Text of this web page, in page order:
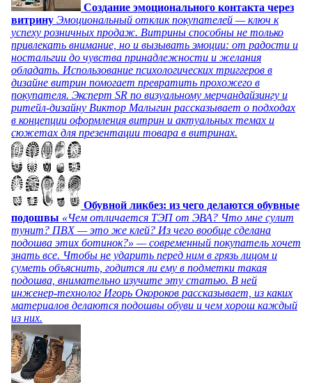
Создание эмоционального контакта через
витрину Эмоциональный отклик покупателей — ключ к
успеху розничных продаж. Витрины способны не только
привлекать внимание, но и вызывать эмоции: от радости и
ностальгии до чувства принадлежности и желания
обладать. Использование психологических триггеров в
дизайне витрин помогает превратить прохожего в
покупателя. Эксперт SR по визуальному мерчандайзингу и
ритейл-дизайну Виктор Малыгин рассказывает о подходах
в концепции оформления витрин и актуальных темах и
сюжетах для презентации товара в витринах.
Обувной ликбез: из чего делаются обувные
подошвы «Чем отличается ТЭП от ЭВА? Что мне сулит
тунит? ПВХ — это же клей? Из чего вообще сделана
подошва этих ботинок?» — современный покупатель хочет
знать все. Чтобы не ударить перед ним в грязь лицом и
суметь объяснить, годится ли ему в подметки такая
подошва, внимательно изучите эту статью. В ней
инженер-технолог Игорь Окороков рассказывает, из каких
материалов делаются подошвы обуви и чем хорош каждый
из них.